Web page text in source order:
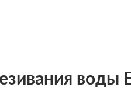
воды